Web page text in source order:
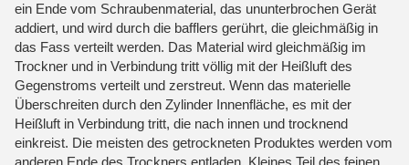
ein Ende vom Schraubenmaterial, das ununterbrochen Gerät
addiert, und wird durch die bafflers gerührt, die gleichmäßig in
das Fass verteilt werden. Das Material wird gleichmäßig im
Trockner und in Verbindung tritt völlig mit der Heißluft des
Gegenstroms verteilt und zerstreut. Wenn das materielle
Überschreiten durch den Zylinder Innenfläche, es mit der
Heißluft in Verbindung tritt, die nach innen und trocknend
einkreist. Die meisten des getrockneten Produktes werden vom
anderen Ende des Trockners entladen. Kleines Teil des feinen